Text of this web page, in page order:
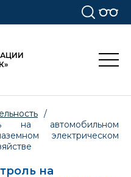
/
на автомобильном
электрическом
на